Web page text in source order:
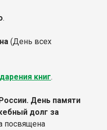
.
(День всех
книг.
День памяти
долг за
посвящена